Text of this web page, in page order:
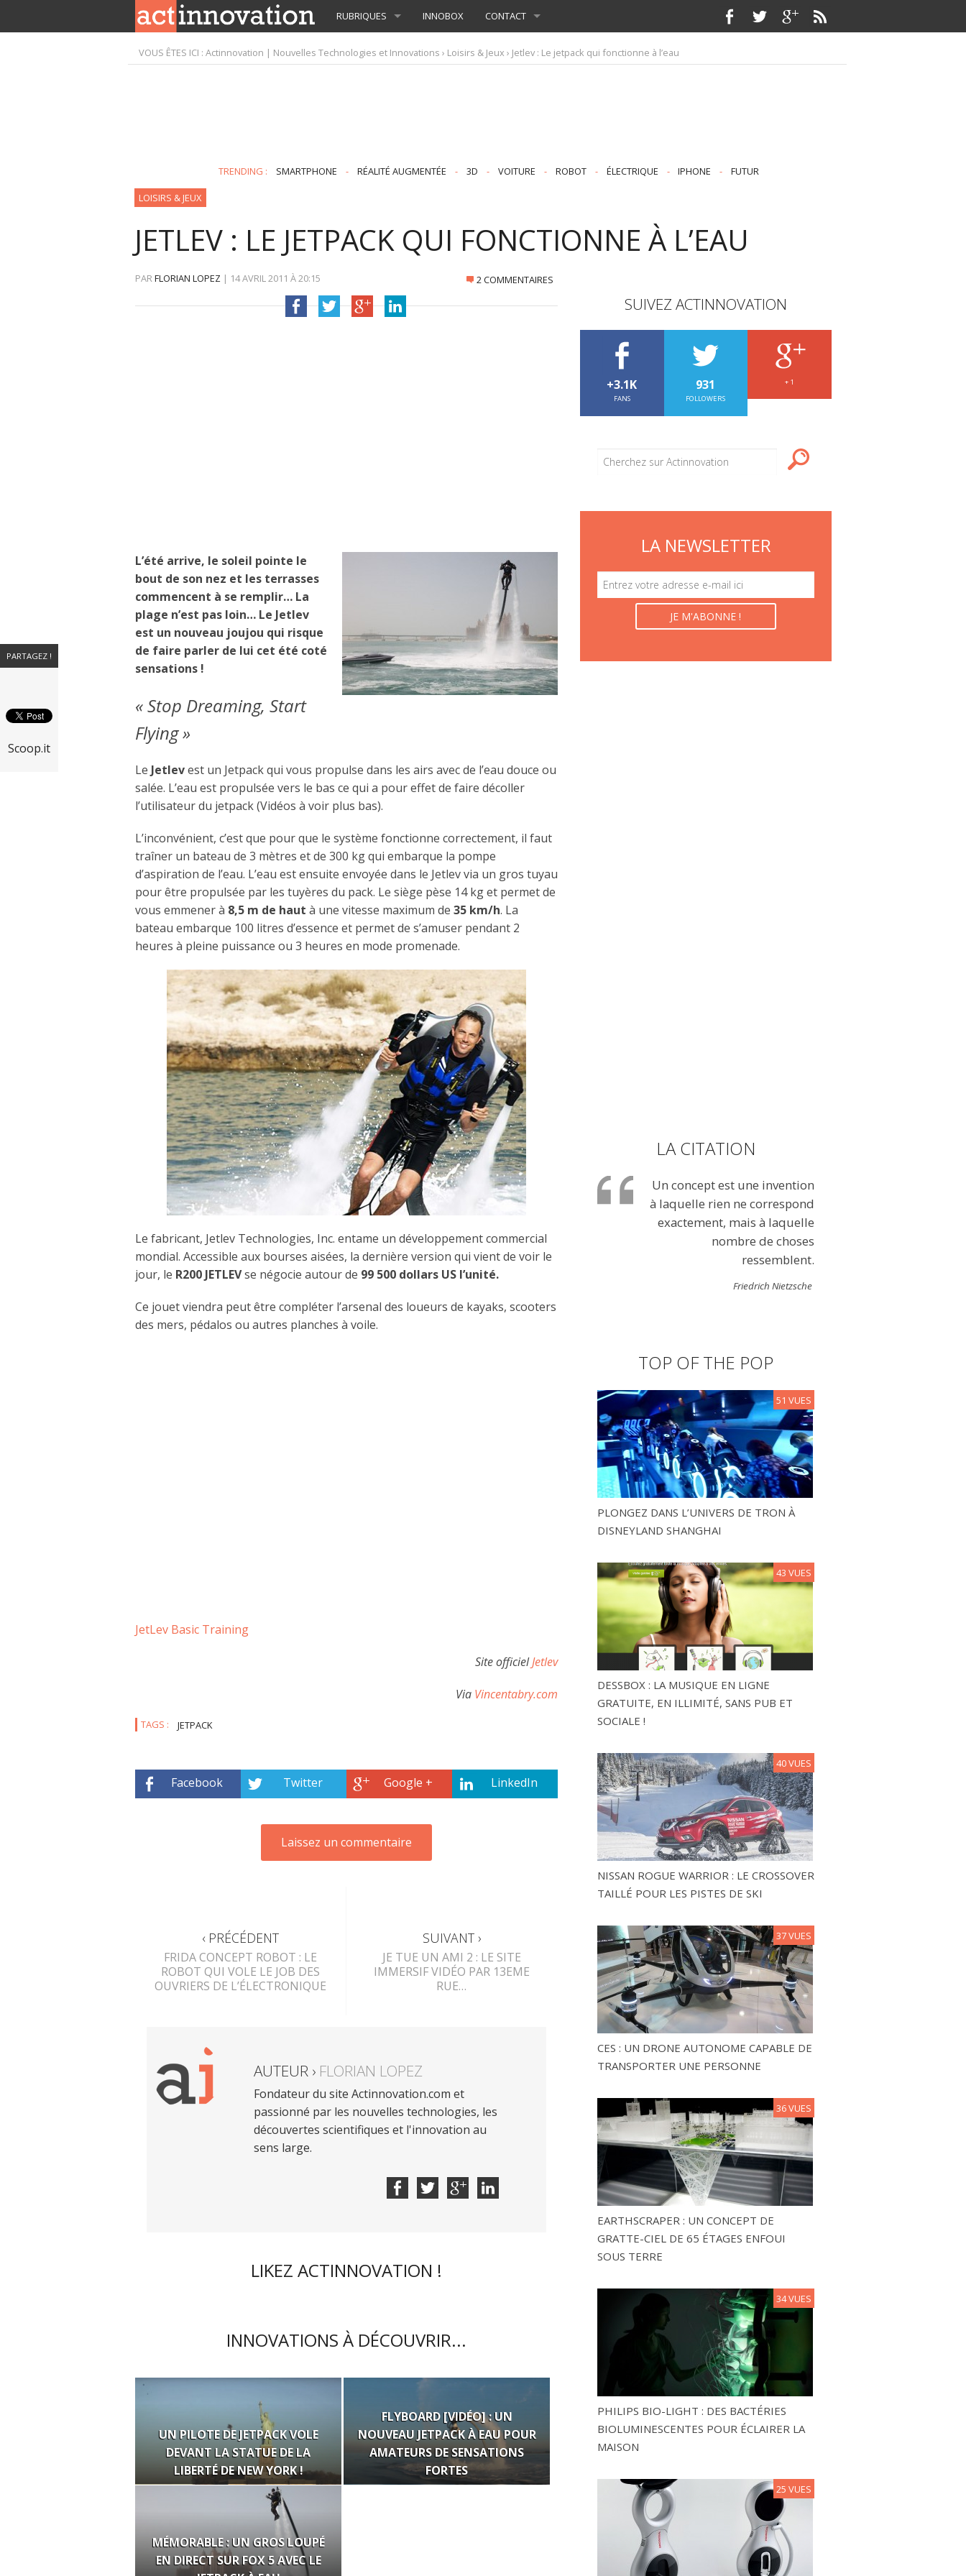
RUBRIQUES INNOBOX CONTACT
VOUS ÊTES ICI :Actinnovation | Nouvelles Technologies et Innovations › Loisirs & Jeux › Jetlev : Le jetpack qui fonctionne à l’eau
TRENDING : SMARTPHONE - RÉALITÉ AUGMENTÉE - 3D - VOITURE - ROBOT - ÉLECTRIQUE - IPHONE - FUTUR
LOISIRS & JEUX
JETLEV : LE JETPACK QUI FONCTIONNE À L’EAU
PARFLORIAN LOPEZ | 14 AVRIL 2011 À20:15 2 COMMENTAIRES
L’été arrive, le soleil pointe le
bout de son nez et les terrasses
commencent à se remplir… La
plage n’est pas loin… Le Jetlev
est un nouveau joujou qui risque
de faire parler de lui cet été coté
sensations !
« Stop Dreaming, Start
Flying »
Le Jetlevest un Jetpack qui vous propulse dans les airs avec de l’eau douce ou
salée. L’eau est propulsée vers le bas ce qui a pour effet de faire décoller
l’utilisateur du jetpack (Vidéos à voir plus bas).
L’inconvénient, c’est que pour que le système fonctionne correctement, il faut
traîner un bateau de 3 mètres et de 300 kg qui embarque la pompe
d’aspiration de l’eau. L’eau est ensuite envoyée dans le Jetlev via un gros tuyau
pour être propulsée par les tuyères du pack. Le siège pèse 14 kg et permet de
vous emmener à 8,5 m de haut à une vitesse maximum de 35 km/h. La
bateau embarque 100 litres d’essence et permet de s’amuser pendant 2
heures à pleine puissance ou 3 heures en mode promenade.
Le fabricant, Jetlev Technologies, Inc. entame un développement commercial
mondial. Accessible aux bourses aisées, la dernière version qui vient de voir le
jour, le R200 JETLEVse négocie autour de 99 500 dollars US l’unité.
Ce jouet viendra peut être compléter l’arsenal des loueurs de kayaks, scooters
des mers, pédalos ou autres planches à voile.
JetLev Basic Training
Site officielJetlev
Via Vincentabry.com
TAGS : JETPACK
Facebook Twitter Google + LinkedIn
‹ PRÉCÉDENT
FRIDA CONCEPT ROBOT : LE
ROBOT QUI VOLE LE JOB DES
OUVRIERS DE L’ÉLECTRONIQUE
SUIVANT ›
JE TUE UN AMI 2 : LE SITE
IMMERSIF VIDÉO PAR 13EME
RUE…
AUTEUR › FLORIAN LOPEZ
Fondateur du site Actinnovation.com et
passionné par les nouvelles technologies, les
découvertes scientifiques et l'innovation au
sens large.
LIKEZ ACTINNOVATION !
INNOVATIONS À DÉCOUVRIR...
UN PILOTE DE JETPACK VOLE
DEVANT LA STATUE DE LA
LIBERTÉ DE NEW YORK !
FLYBOARD [VIDÉO] : UN
NOUVEAU JETPACK À EAU POUR
AMATEURS DE SENSATIONS
FORTES
MÉMORABLE : UN GROS LOUPÉ
EN DIRECT SUR FOX 5 AVEC LE
SUIVEZ ACTINNOVATION
+3.1K
FANS
931
FOLLOWERS
+ 1
LA NEWSLETTER
LA CITATION
Un concept est une invention
à laquelle rien ne correspond
exactement, mais à laquelle
nombre de choses
ressemblent.
Friedrich Nietzsche
TOP OF THE POP
PLONGEZ DANS L’UNIVERS DE TRON À
DISNEYLAND SHANGHAI
51 VUES
DESSBOX : LA MUSIQUE EN LIGNE
GRATUITE, EN ILLIMITÉ, SANS PUB ET
SOCIALE !
43 VUES
NISSAN ROGUE WARRIOR : LE CROSSOVER
TAILLÉ POUR LES PISTES DE SKI
40 VUES
CES : UN DRONE AUTONOME CAPABLE DE
TRANSPORTER UNE PERSONNE
37 VUES
EARTHSCRAPER : UN CONCEPT DE
GRATTE-CIEL DE 65 ÉTAGES ENFOUI
SOUS TERRE
36 VUES
PHILIPS BIO-LIGHT : DES BACTÉRIES
BIOLUMINESCENTES POUR ÉCLAIRER LA
MAISON
34 VUES
25 VUES
PARTAGEZ !
Scoop.it